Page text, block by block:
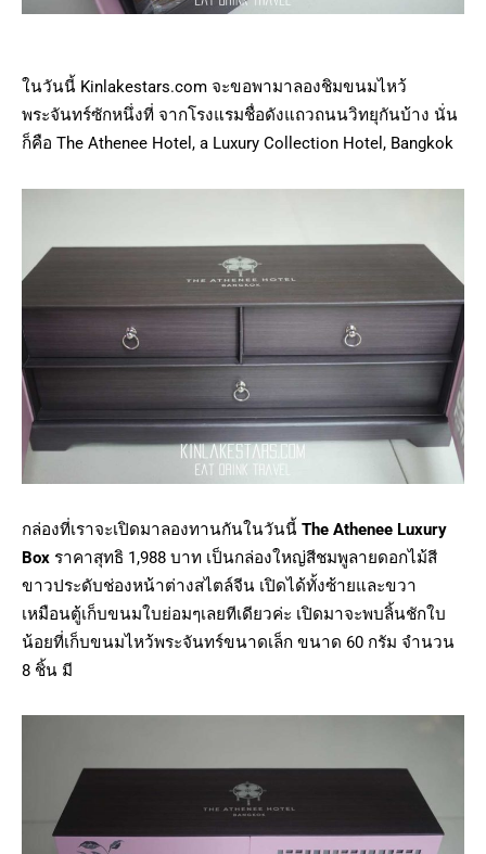
ในวันนี้ Kinlakestars.com จะขอพามาลองชิมขนมไหว้
พระจันทร์ซักหนึ่งที่ จากโรงแรมชื่อดังแถวถนนวิทยุกันบ้าง นั่น
ก็คือ The Athenee Hotel, a Luxury Collection Hotel, Bangkok
กล่องที่เราจะเปิดมาลองทานกันในวันนี้ The Athenee Luxury
Box ราคาสุทธิ 1,988 บาท เป็นกล่องใหญ่สีชมพูลายดอกไม้สี
ขาวประดับช่องหน้าต่างสไตล์จีน เปิดได้ทั้งซ้ายและขวา
เหมือนตู้เก็บขนมใบย่อมๆเลยทีเดียวค่ะ เปิดมาจะพบลิ้นชักใบ
น้อยที่เก็บขนมไหว้พระจันทร์ขนาดเล็ก ขนาด 60 กรัม จำนวน
8 ชิ้น มี